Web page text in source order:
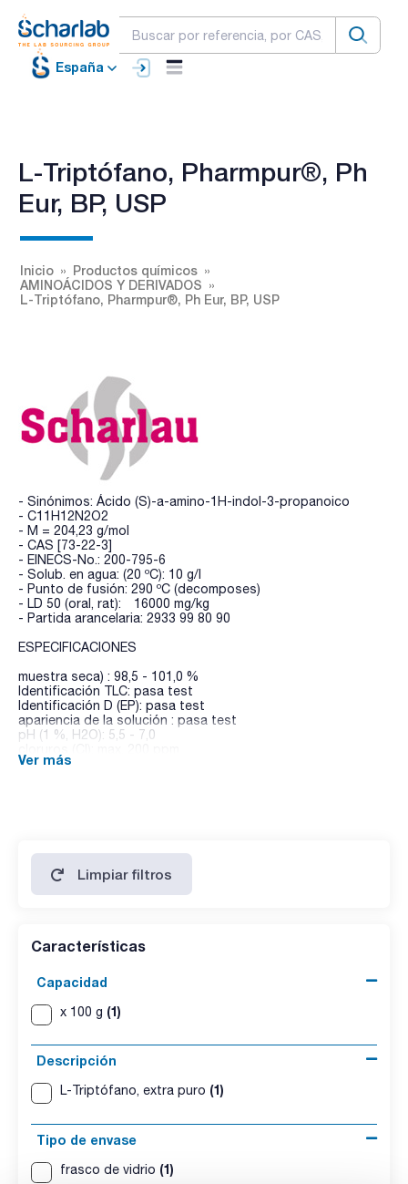
España
L-Triptófano, Pharmpur®, Ph
Eur, BP, USP
Inicio
Productos químicos
AMINOÁCIDOS Y DERIVADOS
L-Triptófano, Pharmpur®, Ph Eur, BP, USP
- Sinónimos: Ácido (S)-a-amino-1H-indol-3-propanoico
- C11H12N2O2
- M = 204,23 g/mol
- CAS [73-22-3]
- EINECS-No.: 200-795-6
- Solub. en agua: (20 ºC): 10 g/l
- Punto de fusión: 290 ºC (decomposes)
- LD 50 (oral, rat): 16000 mg/kg
- Partida arancelaria: 2933 99 80 90
ESPECIFICACIONES
muestra seca) : 98,5 - 101,0 %
Identificación TLC: pasa test
Identificación D (EP): pasa test
apariencia de la solución : pasa test
pH (1 %, H2O): 5,5 - 7,0
sulfatos (SO4) : max. 300 ppm
cualquier sustancia positiva a la ninhidrina: max. 0,2 %
inpurezas totales: max. 0,5 %
impureza A y sustancias relacionadas :
triptófano: max. 100 ppm
suma de impurezas con tiempo de retención superior al
resíduo de calcinación : max. 0,1 %
pérdida por secado (105 ºC): max. 0,3 %
Ver más
Limpiar filtros
Características
Capacidad
x 100 g (1)
Descripción
L-Triptófano, extra puro (1)
Tipo de envase
frasco de vidrio (1)